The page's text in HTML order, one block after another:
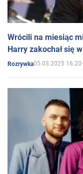
Wrócili na miesiąc
Harry zakochał się
Rozrywka05.03.2025 16:20